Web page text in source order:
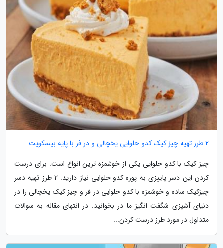
2 طرز تهیه چیز کیک کدو حلوایی یخچالی و در فر با پایه بیسکویت
چیز کیک با کدو حلوایی یکی از خوشمزه ترین انواع است. برای درست
کردن این دسر پاییزی به پوره کدو حلوایی نیاز دارید. 2 طرز تهیه دسر
چیزکیک ساده و خوشمزه با کدو حلوایی در فر و چیز کیک یخچالی را در
دنیای آشپزی شگفت انگیز ما در بخوانید. در انتهای مقاله به سوالات
متداول در مورد طرز درست کردن...